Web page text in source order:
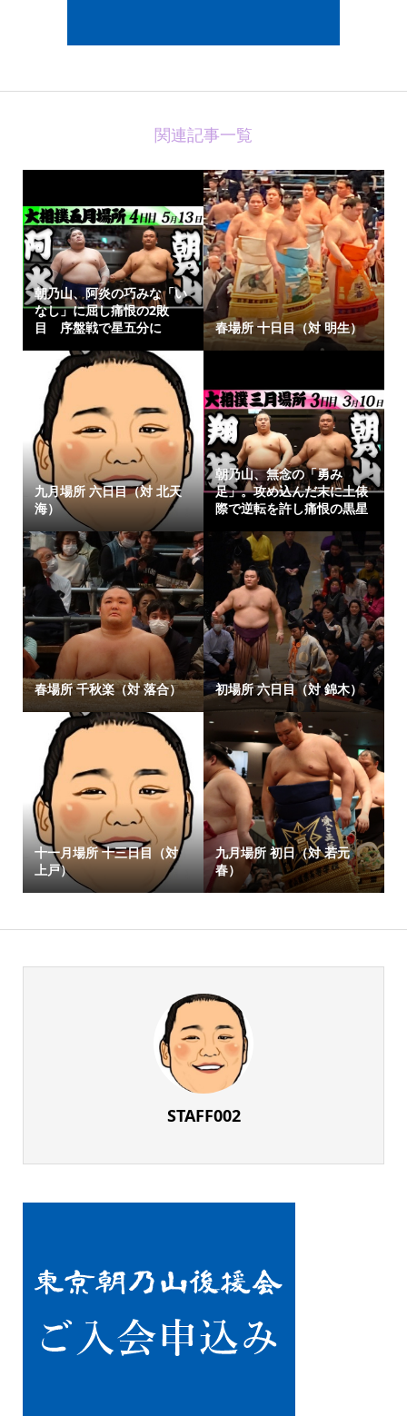
関連記事一覧
朝乃山、阿炎の巧みな「い
なし」に屈し痛恨の2敗
目 序盤戦で星五分に
春場所 十日目（対 明生）
九月場所 六日目（対 北天
海）
朝乃山、無念の「勇み
足」。攻め込んだ末に土俵
際で逆転を許し痛恨の黒星
春場所 千秋楽（対 落合） 初場所 六日目（対 錦木）
十一月場所 十三日目（対
上戸）
九月場所 初日（対 若元
春）
STAFF002